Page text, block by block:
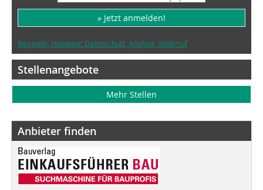
» Jetzt anmelden!
Beispiele, Hinweise: Datenschutz, Analyse, Widerruf
Stellenangebote
Mehr Stellen
Anbieter finden